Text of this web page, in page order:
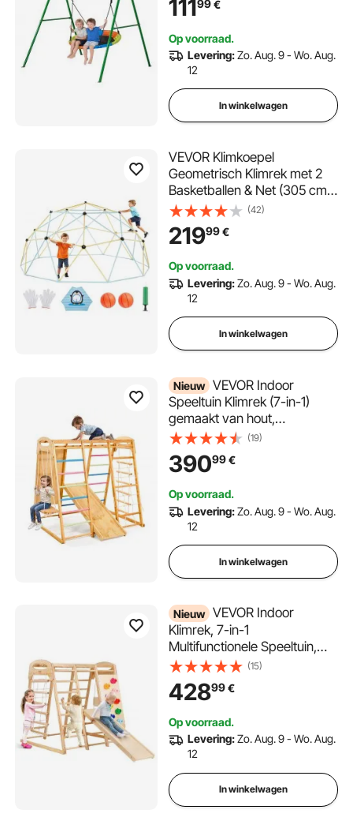
buitenschommelset,
spiraalvormige grondankers,
kleurrijke schotelschommel
111 99€
Op voorraad.
Levering:Zo. Aug. 9 - Wo. Aug.
12
In winkelwagen
VEVOR Klimkoepel
Geometrisch Klimrek met 2
Basketballen & Net (305 cm),
Draagvermogen 453 kg
Klimrek, Klimuitrusting voor
Kinderen van 3 tot 10 Jaar
(42)
21999€
Op voorraad.
Levering:Zo. Aug. 9 - Wo. Aug.
12
In winkelwagen
Nieuw VEVOR Indoor
Speeltuin Klimrek (7-in-1)
gemaakt van hout,
draagvermogen 113 kg.
Montessori klimspeelset met
schommel/klimrek/glijbaan/ho
ladder/touwladder/klimnet/rot
s.
(19)
39099€
Op voorraad.
Levering:Zo. Aug. 9 - Wo. Aug.
12
In winkelwagen
Nieuw VEVOR Indoor
Klimrek, 7-in-1
Multifunctionele Speeltuin,
met Houten en Touwladder,
Netladder, Schommel,
Klimpaal, Glijbaan, Klimwand,
van 2-6 Jaar
(15)
42899€
Op voorraad.
Levering:Zo. Aug. 9 - Wo. Aug.
12
In winkelwagen